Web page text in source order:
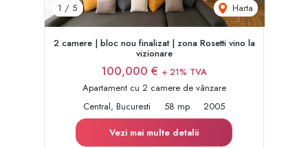
1 / 5 Harta
2 camere | bloc nou finalizat | zona Rosetti vino la
vizionare
100,000 € + 21% TVA
Apartament cu 2 camere de vânzare
Central, Bucuresti
58 mp
2005
Vezi mai multe detalii